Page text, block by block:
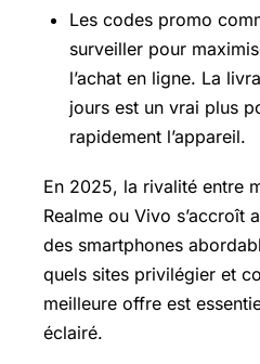
Les codes promo
surveiller pour
l’achat en ligne. La
jours est un vrai plus
rapidement l’appareil.
En 2025, la rivalité entre
Realme ou Vivo s’accroît
des smartphones
quels sites privilégier et
meilleure offre est
éclairé.